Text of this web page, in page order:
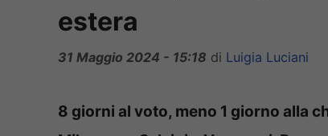
estera
31 Maggio 2024 - 15:18 di Luigia Luciani
8 giorni al voto, meno 1 giorno alla